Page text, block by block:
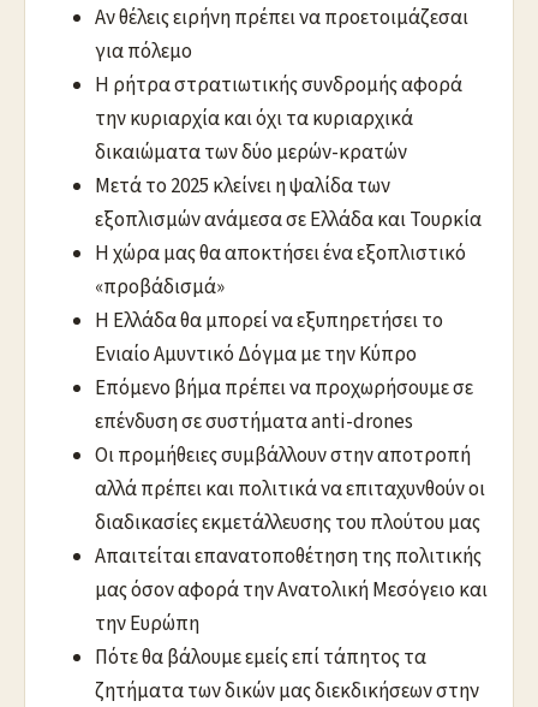
Αν θέλεις ειρήνη πρέπει να προετοιμάζεσαι
για πόλεμο
Η ρήτρα στρατιωτικής συνδρομής αφορά
την κυριαρχία και όχι τα κυριαρχικά
δικαιώματα των δύο μερών-κρατών
Μετά το 2025 κλείνει η ψαλίδα των
εξοπλισμών ανάμεσα σε Ελλάδα και Τουρκία
Η χώρα μας θα αποκτήσει ένα εξοπλιστικό
«προβάδισμά»
Η Ελλάδα θα μπορεί να εξυπηρετήσει το
Ενιαίο Αμυντικό Δόγμα με την Κύπρο
Επόμενο βήμα πρέπει να προχωρήσουμε σε
επένδυση σε συστήματα anti-drones
Οι προμήθειες συμβάλλουν στην αποτροπή
αλλά πρέπει και πολιτικά να επιταχυνθούν οι
διαδικασίες εκμετάλλευσης του πλούτου μας
Απαιτείται επανατοποθέτηση της πολιτικής
μας όσον αφορά την Ανατολική Μεσόγειο και
την Ευρώπη
Πότε θα βάλουμε εμείς επί τάπητος τα
ζητήματα των δικών μας διεκδικήσεων στην